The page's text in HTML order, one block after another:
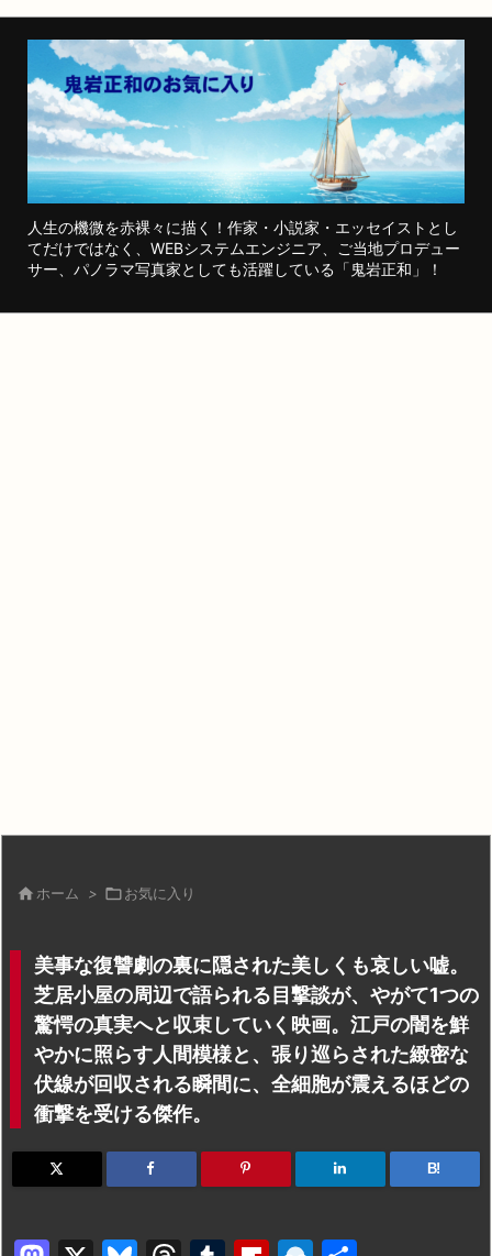
人生の機微を赤裸々に描く！作家・小説家・エッセイストとし
てだけではなく、WEBシステムエンジニア、ご当地プロデュー
サー、パノラマ写真家としても活躍している「鬼岩正和」！
 ホーム > お気に入り
美事な復讐劇の裏に隠された美しくも哀しい嘘。
芝居小屋の周辺で語られる目撃談が、やがて1つの
驚愕の真実へと収束していく映画。江戸の闇を鮮
やかに照らす人間模様と、張り巡らされた緻密な
伏線が回収される瞬間に、全細胞が震えるほどの
衝撃を受ける傑作。
B!